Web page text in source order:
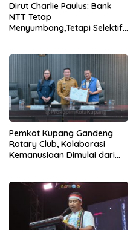
Dirut Charlie Paulus: Bank
NTT Tetap
Menyumbang,Tetapi Selektif
Pemkot Kupang Gandeng
Rotary Club, Kolaborasi
Kemanusiaan Dimulai dari